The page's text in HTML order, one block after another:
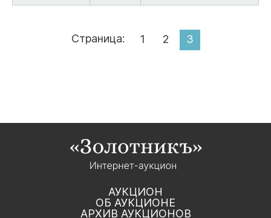
Страница: 1 2 3
АУКЦИОН
ОБ АУКЦИОНЕ
АРХИВ АУКЦИОНОВ